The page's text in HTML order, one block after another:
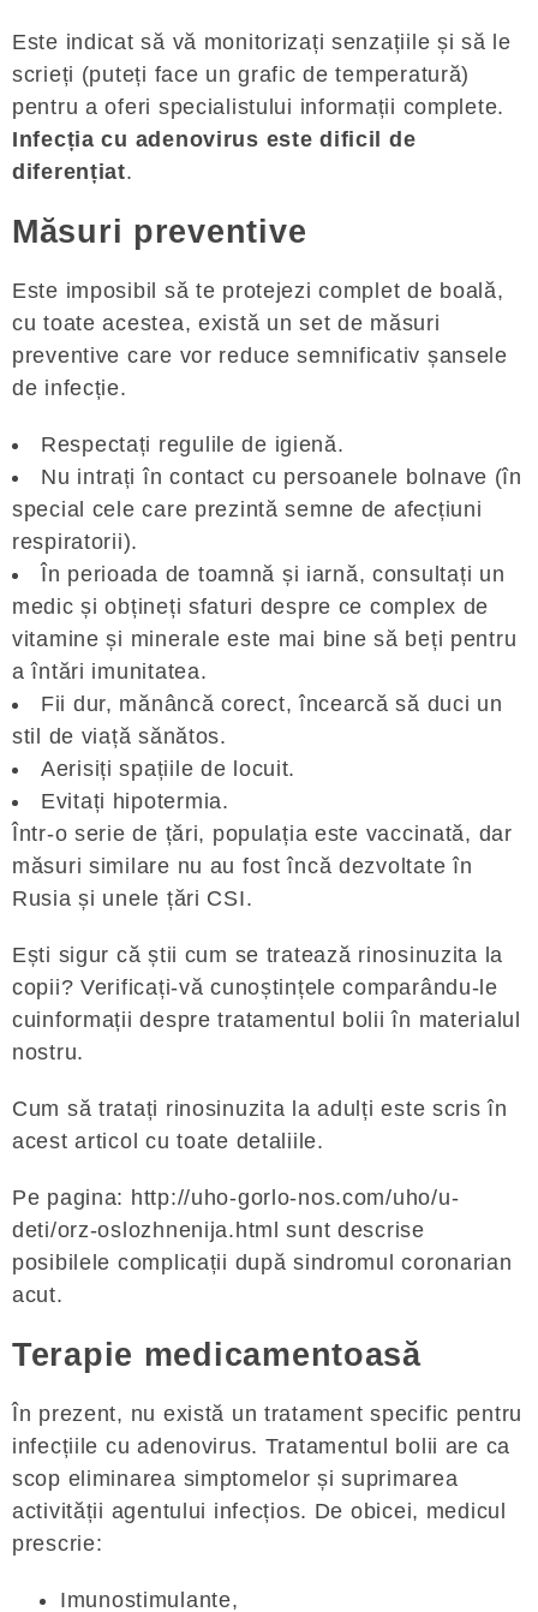
Este indicat să vă monitorizați senzațiile și să le
scrieți (puteți face un grafic de temperatură)
pentru a oferi specialistului informații complete.
Infecția cu adenovirus este dificil de
diferențiat.
Măsuri preventive
Este imposibil să te protejezi complet de boală,
cu toate acestea, există un set de măsuri
preventive care vor reduce semnificativ șansele
de infecție.
Respectați regulile de igienă.
Nu intrați în contact cu persoanele bolnave (în
special cele care prezintă semne de afecțiuni
respiratorii).
În perioada de toamnă și iarnă, consultați un
medic și obțineți sfaturi despre ce complex de
vitamine și minerale este mai bine să beți pentru
a întări imunitatea.
Fii dur, mănâncă corect, încearcă să duci un
stil de viață sănătos.
Aerisiți spațiile de locuit.
Evitați hipotermia.
Într-o serie de țări, populația este vaccinată, dar
măsuri similare nu au fost încă dezvoltate în
Rusia și unele țări CSI.
Ești sigur că știi cum se tratează rinosinuzita la
copii? Verificați-vă cunoștințele comparându-le
cuinformații despre tratamentul bolii în materialul
nostru.
Cum să tratați rinosinuzita la adulți este scris în
acest articol cu ​​toate detaliile.
Pe pagina: http://uho-gorlo-nos.com/uho/u-
deti/orz-oslozhnenija.html sunt descrise
posibilele complicații după sindromul coronarian
acut.
Terapie medicamentoasă
În prezent, nu există un tratament specific pentru
infecțiile cu adenovirus. Tratamentul bolii are ca
scop eliminarea simptomelor și suprimarea
activității agentului infecțios. De obicei, medicul
prescrie:
Imunostimulante,